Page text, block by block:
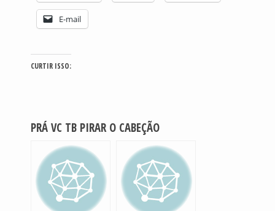
E-mail
CURTIR ISSO:
PRÁ VC TB PIRAR O CABEÇÃO